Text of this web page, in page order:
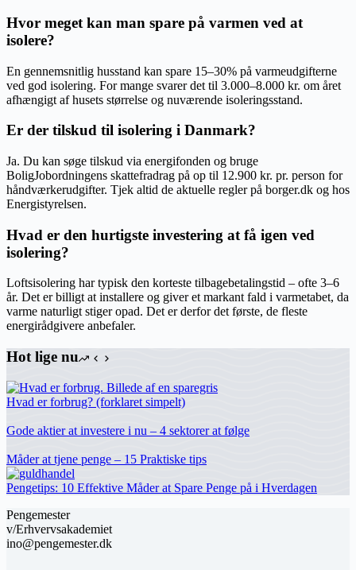
Hvor meget kan man spare på varmen ved at
isolere?
En gennemsnitlig husstand kan spare 15–30% på varmeudgifterne
ved god isolering. For mange svarer det til 3.000–8.000 kr. om året
afhængigt af husets størrelse og nuværende isoleringsstand.
Er der tilskud til isolering i Danmark?
Ja. Du kan søge tilskud via energifonden og bruge
BoligJobordningens skattefradrag på op til 12.900 kr. pr. person for
håndværkerudgifter. Tjek altid de aktuelle regler på borger.dk og hos
Energistyrelsen.
Hvad er den hurtigste investering at få igen ved
isolering?
Loftsisolering har typisk den korteste tilbagebetalingstid – ofte 3–6
år. Det er billigt at installere og giver et markant fald i varmetabet, da
varme naturligt stiger opad. Det er derfor det første, de fleste
energirådgivere anbefaler.
Hot lige nu
Hvad er forbrug? (forklaret simpelt)
Gode aktier at investere i nu – 4 sektorer at følge
Måder at tjene penge – 15 Praktiske tips
Pengetips: 10 Effektive Måder at Spare Penge på i Hverdagen
Pengemester
v/Erhvervsakademiet
ino@pengemester.dk